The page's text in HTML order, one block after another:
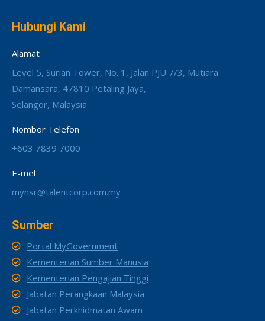
Hubungi Kami
Alamat
Level 5, Surian Tower, No. 1, Jalan PJU 7/3, Mutiara
Damansara, 47810 Petaling Jaya,
Selangor, Malaysia
Nombor Telefon
+603 7839 7000
E-mel
mynsr@talentcorp.com.my
Sumber
Portal MyGovernment
Kementerian Sumber Manusia
Kementerian Pengajian Tinggi
Jabatan Perangkaan Malaysia
Jabatan Perkhidmatan Awam